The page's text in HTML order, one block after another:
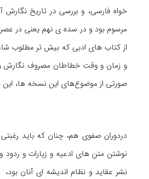
خواه فارسی، و بررسی در تاریخ
مرسوم بود و در سده ی نهم یعنی در
از كتاب های ادبی كه بیش تر مطلوب
و زمان و وقت خطاطان مصروف نگارش
صورتی از موضوع‌های این نسخه ها، این
دردوران صفوی هم، ‌چنان كه باید
نوشتن متن های ادعیه و زیارات و
نشر عقاید و نظام اندیشه ای آنان